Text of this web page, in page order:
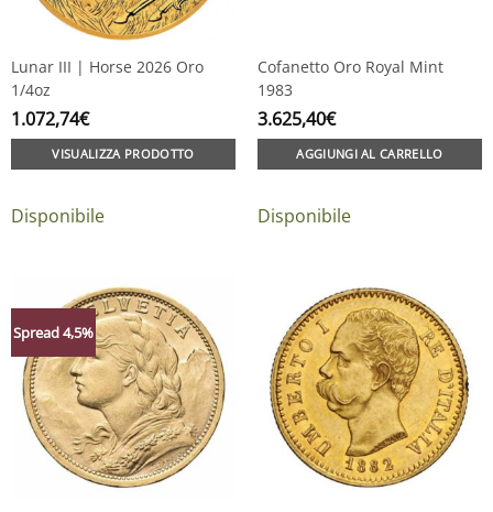
Lunar III | Horse 2026 Oro
1/4oz
1.072,74€
VISUALIZZA PRODOTTO
Disponibile
Cofanetto Oro Royal Mint
1983
3.625,40€
AGGIUNGI AL CARRELLO
Disponibile
Spread 4,5%